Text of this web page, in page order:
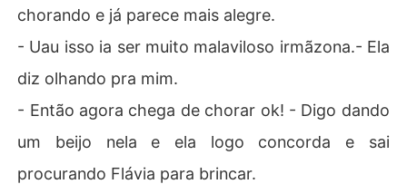
chorando e já parece mais alegre.
- Uau isso ia ser muito malaviloso irmãzona.- Ela
diz olhando pra mim.
- Então agora chega de chorar ok! - Digo dando
um beijo nela e ela logo concorda e sai
procurando Flávia para brincar.